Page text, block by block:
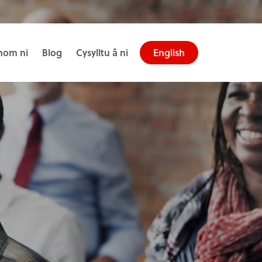
ni Blog Cysylltu â ni English